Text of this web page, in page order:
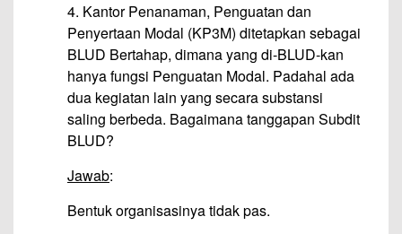
4. Kantor Penanaman, Penguatan dan
Penyertaan Modal (KP3M) ditetapkan sebagai
BLUD Bertahap, dimana yang di-BLUD-kan
hanya fungsi Penguatan Modal. Padahal ada
dua kegiatan lain yang secara substansi
saling berbeda. Bagaimana tanggapan Subdit
BLUD?
Jawab:
Bentuk organisasinya tidak pas.